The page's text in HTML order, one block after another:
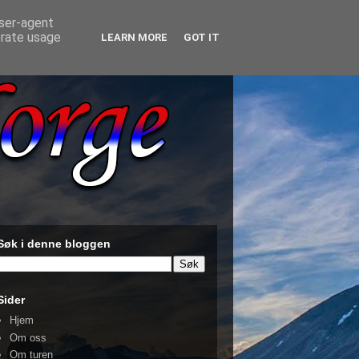
i denne bloggen
Hjem
Om oss
Om turen
agent
usage
LEARN MORE GOT IT